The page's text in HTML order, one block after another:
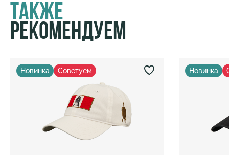
Также
Рекомендуем
Новинка Советуем Новинка